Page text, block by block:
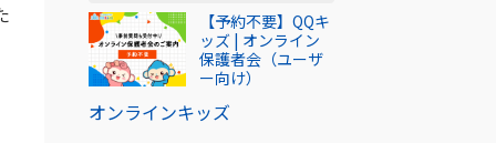
オンラインキッズ
【予約不要】QQキ
ッズ | オンライン
保護者会（ユーザ
ー向け）